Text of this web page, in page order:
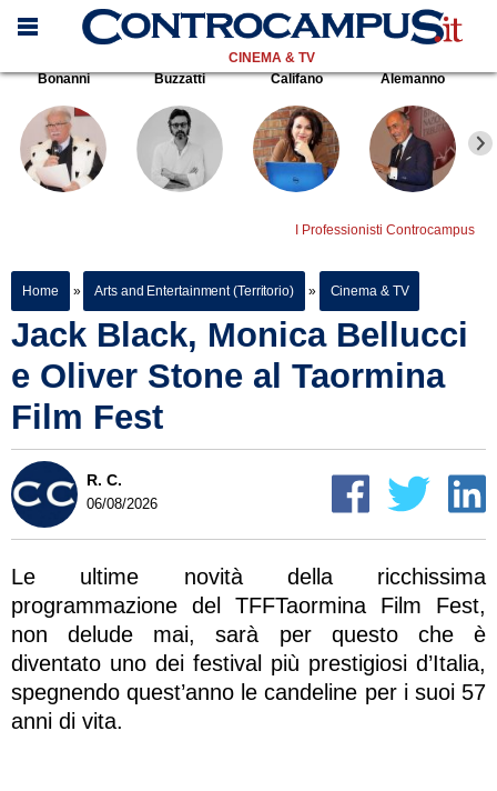
CINEMA & TV
Bonanni
Buzzatti Califano Alemanno
I Professionisti Controcampus
Home » Arts and Entertainment (Territorio) » Cinema & TV
Jack Black, Monica Bellucci
e Oliver Stone al Taormina
Film Fest
R. C.
06/08/2026
Le ultime novità della ricchissima
programmazione del TFFTaormina Film Fest,
non delude mai, sarà per questo che è
diventato uno dei festival più prestigiosi d’Italia,
spegnendo quest’anno le candeline per i suoi 57
anni di vita.